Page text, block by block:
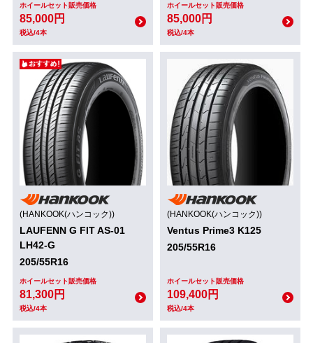
ホイールセット販売価格
85,000円
税込/4本
ホイールセット販売価格
85,000円
税込/4本
(HANKOOK(ハンコック))
LAUFENN G FIT AS-01
LH42-G
205/55R16
ホイールセット販売価格
81,300円
税込/4本
(HANKOOK(ハンコック))
Ventus Prime3 K125
205/55R16
ホイールセット販売価格
109,400円
税込/4本